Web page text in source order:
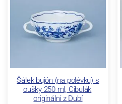
Šálek bujón (na polévku) s
oušky 250 ml, Cibulák,
originální z Dubí